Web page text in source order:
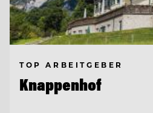
TOP ARBEITGEBER
Knappenhof